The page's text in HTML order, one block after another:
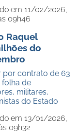
em 11/02/2026,
09h46
Raquel
do
contrato de 63
folha de
militares,
do Estado
em 13/01/2026,
09h32